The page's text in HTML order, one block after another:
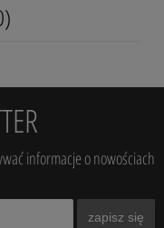
informacje o nowościach
zapisz się